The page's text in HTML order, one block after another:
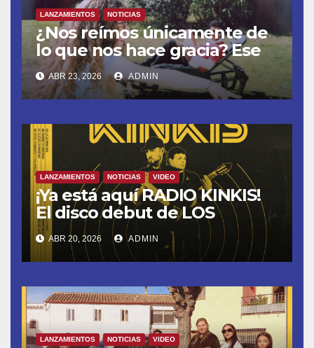
LANZAMIENTOS NOTICIAS
¿Nos reímos únicamente de
lo que nos hace gracia? Ese
chiste ya me lo has contado,
el nuevo single de JUAN
ANSELMO
ABR 23, 2026 ADMIN
LANZAMIENTOS NOTICIAS VIDEO
¡Ya está aquí RADIO KINKIS!
El disco debut de LOS
CIERRA BARES
ABR 20, 2026 ADMIN
LANZAMIENTOS NOTICIAS VIDEO